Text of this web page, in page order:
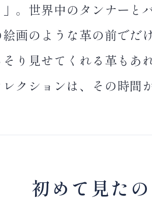
。世界中のタンナーと
画のような革の前でだ
そり見せてくれる革も
レクションは、その時間
初めて見た